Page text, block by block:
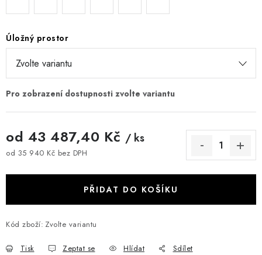
Úložný prostor
od 43 487,40 Kč / ks
od 35 940 Kč bez DPH
PŘIDAT DO KOŠÍKU
Kód zboží: Zvolte variantu
Tisk Zeptat se Hlídat Sdílet